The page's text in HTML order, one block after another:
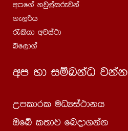
wmf.a yjq,alrejka
.e,ßh
/lshd wjia:d
íf,d.a
wm yd iïnkaO jkak
Wmldrl uOHia:dkh
Tfí l;dj fnod.kak